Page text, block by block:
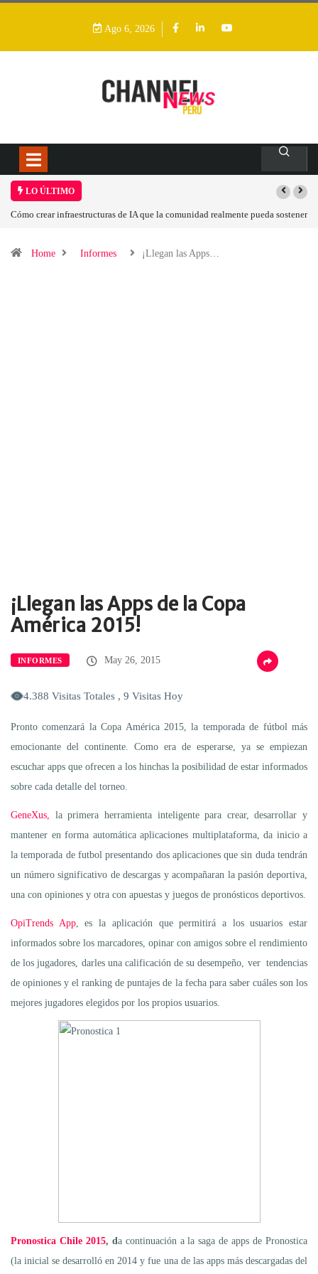
Ago 6, 2026
LO ÚLTIMO
IA que la comunidad realmente pueda sostenerLas tarjetas gráficas RDNA 5 ya
Home Informes ¡Llegan las Apps…
¡Llegan las Apps de la Copa
América 2015!
INFORMES May 26, 2015
4.388 Visitas Totales , 9 Visitas Hoy
Pronto comenzará la Copa América 2015, la temporada de fútbol más
emocionante del continente. Como era de esperarse, ya se empiezan
escuchar apps que ofrecen a los hinchas la posibilidad de estar informados
sobre cada detalle del torneo.
GeneXus,
la primera herramienta inteligente para crear, desarrollar y
mantener en forma automática aplicaciones multiplataforma, da inicio a
la temporada de futbol presentando dos aplicaciones que sin duda tendrán
un número significativo de descargas y acompañaran la pasión deportiva,
una con opiniones y otra con apuestas y juegos de pronósticos deportivos.
OpiTrends App, es la aplicación que permitirá a los usuarios estar
informados sobre los marcadores, opinar con amigos sobre el rendimiento
de los jugadores, darles una calificación de su desempeño, ver tendencias
de opiniones y el ranking de puntajes de la fecha para saber cuáles son los
mejores jugadores elegidos por los propios usuarios.
Pronostica Chile 2015, d a continuación a la saga de apps de Pronostica
(la inicial se desarrolló en 2014 y fue una de las apps más descargadas del